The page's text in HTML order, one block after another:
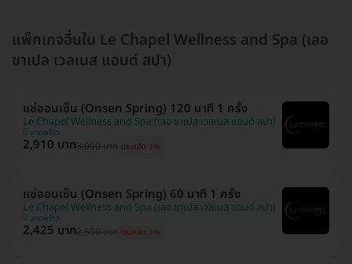
แพ็กเกจอื่นใน Le Chapel Wellness and Spa (เลอ
ชาเปล เวลเนส แอนด์ สปา)
แช่ออนเซ็น (Onsen Spring) 120 นาที 1 ครั้ง
Le Chapel Wellness and Spa (เลอ ชาเปล เวลเนส แอนด์ สปา)
ลาดพร้าว
2,910 บาท3,000 บาท ประหยัด 3%
แช่ออนเซ็น (Onsen Spring) 60 นาที 1 ครั้ง
Le Chapel Wellness and Spa (เลอ ชาเปล เวลเนส แอนด์ สปา)
ลาดพร้าว
2,425 บาท2,500 บาท ประหยัด 3%